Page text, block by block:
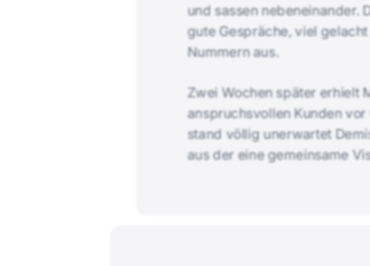
und sassen nebeneinander.
gute Gespräche, viel
Nummern aus.
Zwei Wochen später erhielt
anspruchsvollen Kunden
stand völlig unerwartet
aus der eine gemeinsame